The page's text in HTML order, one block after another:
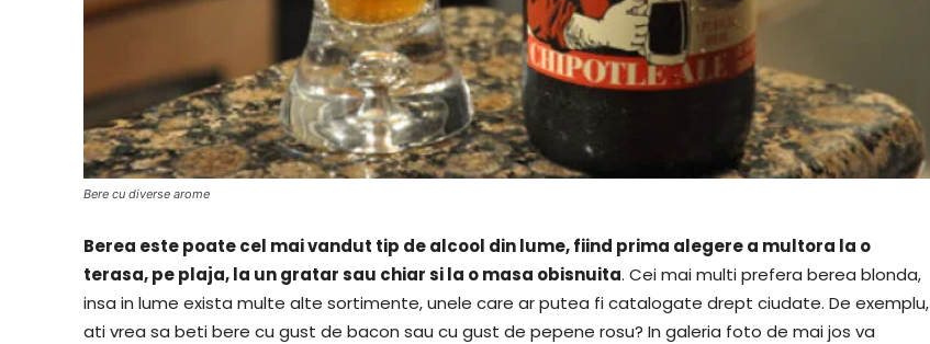
Bere cu diverse arome
Berea este poate cel mai vandut tip de alcool din lume, fiind prima alegere a multora la o
terasa, pe plaja, la un gratar sau chiar si la o masa obisnuita. Cei mai multi prefera berea blonda,
insa in lume exista multe alte sortimente, unele care ar putea fi catalogate drept ciudate. De exemplu,
ati vrea sa beti bere cu gust de bacon sau cu gust de pepene rosu? In galeria foto de mai jos va